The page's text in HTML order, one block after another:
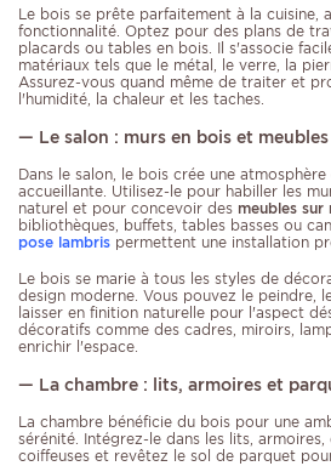
Le bois se prête parfaitement à la cuisine,
fonctionnalité. Optez pour des plans de
placards ou tables en bois. Il s'associe
matériaux tels que le métal, le verre, la
Assurez-vous quand même de traiter et
l'humidité, la chaleur et les taches.
— Le salon : murs en bois et
Dans le salon, le bois crée une
accueillante. Utilisez-le pour habiller les
naturel et pour concevoir des meubles sur
bibliothèques, buffets, tables basses ou
pose lambris permettent une installation
Le bois se marie à tous les styles de
design moderne. Vous pouvez le peindre,
laisser en finition naturelle pour l'aspect
décoratifs comme des cadres, miroirs,
enrichir l'espace.
— La chambre : lits, armoires et
La chambre bénéficie du bois pour une
sérénité. Intégrez-le dans les lits,
coiffeuses et revêtez le sol de parquet